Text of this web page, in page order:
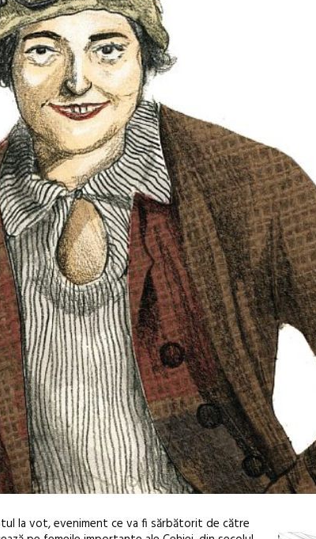
la vot, eveniment ce va fi sărbătorit de către